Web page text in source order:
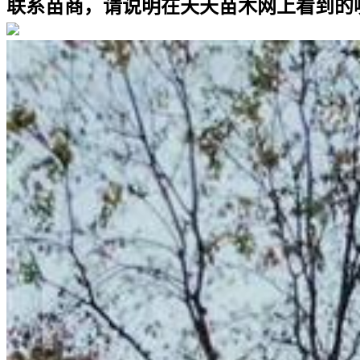
联系苗商，请说明在天天苗木网上看到的